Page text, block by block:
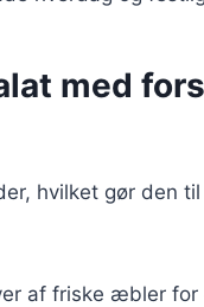
med
hvilket gør den
af friske æbler for